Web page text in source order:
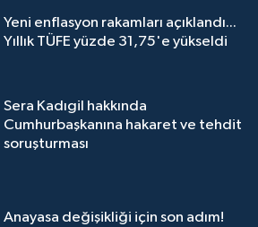
Yeni enflasyon rakamları açıklandı...
Yıllık TÜFE yüzde 31,75'e yükseldi
Sera Kadıgil hakkında
Cumhurbaşkanına hakaret ve tehdit
soruşturması
Anayasa değişikliği için son adım!